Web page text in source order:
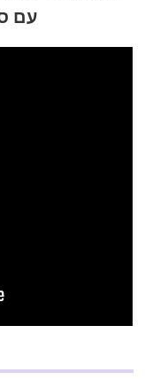
עם